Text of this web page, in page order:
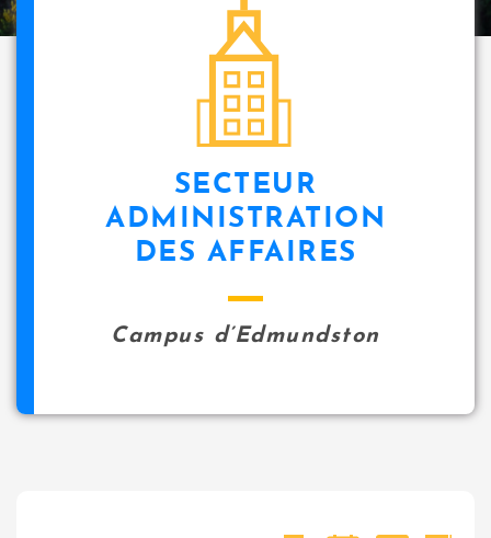
SECTEUR
ADMINISTRATION
DES AFFAIRES
Campus d’Edmundston